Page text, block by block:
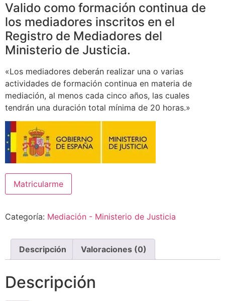
Valido como formación continua de
los mediadores inscritos en el
Registro de Mediadores del
Ministerio de Justicia.
«Los mediadores deberán realizar una o varias
actividades de formación continua en materia de
mediación, al menos cada cinco años, las cuales
tendrán una duración total mínima de 20 horas.»
INTELIGENCIA
ARTIFICIAL
para
Matricularme
Categoría: Mediación - Ministerio de Justicia
Descripción Valoraciones (0)
Descripción